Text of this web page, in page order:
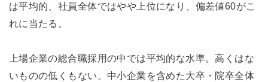
は平均的、社員全体ではやや上位になり、偏差値60がこ
れに当たる。
上場企業の総合職採用の中では平均的な水準。高くはな
いものの低くもない。中小企業を含めた大卒・院卒全体